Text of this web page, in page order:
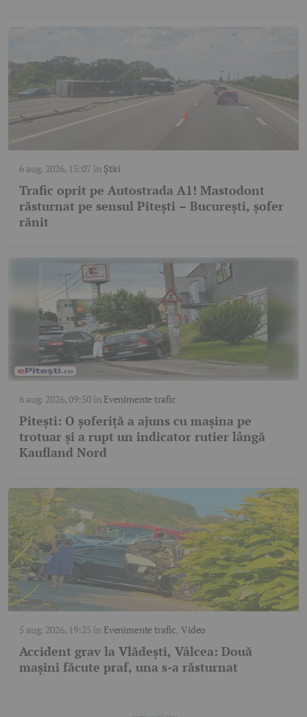
6 aug. 2026, 15:07în Știri
Trafic oprit pe Autostrada A1! Mastodont
răsturnat pe sensul Pitești – București, șofer
rănit
6 aug. 2026, 09:50în Evenimente trafic
Pitești: O șoferiță a ajuns cu mașina pe
trotuar și a rupt un indicator rutier lângă
Kaufland Nord
5 aug. 2026, 19:25 în Evenimente trafic,Video
Accident grav la Vlădești, Vâlcea: Două
mașini făcute praf, una s-a răsturnat